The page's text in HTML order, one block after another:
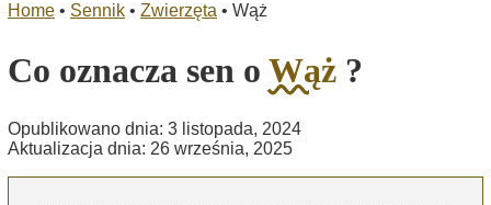
Home • Sennik • Zwierzęta • Wąż
Co oznacza sen o Wąż ?
Opublikowano dnia: 3 listopada, 2024
Aktualizacja dnia: 26 września, 2025